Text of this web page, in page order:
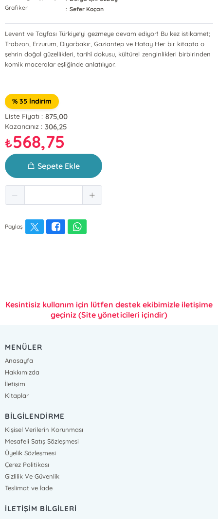
Grafiker
: Sefer Koçan
Levent ve Tayfası Türkiye'yi gezmeye devam ediyor! Bu kez istikamet;
Trabzon, Erzurum, Diyarbakır, Gaziantep ve Hatay Her bir kitapta o
şehrin doğal güzellikleri, tarihî dokusu, kültürel zenginlikleri birbirinden
komik maceralar eşliğinde anlatılıyor.
% 35 İndirim
Liste Fiyatı : 875,00
Kazancınız : 306,25
₺568,75
Sepete Ekle
Paylaş
Kesintisiz kullanım için lütfen destek ekibimizle iletişime
geçiniz (Site yöneticileri içindir)
MENÜLER
Anasayfa
Hakkımızda
İletişim
Kitaplar
BİLGİLENDİRME
Kişisel Verilerin Korunması
Mesafeli Satış Sözleşmesi
Üyelik Sözleşmesi
Çerez Politikası
Gizlilik Ve Güvenlik
Teslimat ve İade
İLETİŞİM BİLGİLERİ